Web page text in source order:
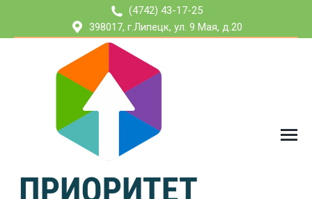
(4742) 43-17-25
398017, г.Липецк, ул. 9 Мая, д.20